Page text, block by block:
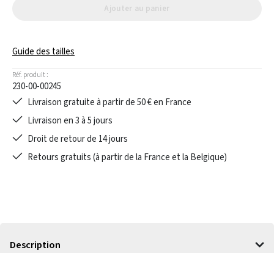
Ajouter au panier
Guide des tailles
Réf. produit :
230-00-00245
Livraison gratuite à partir de 50 € en France
Livraison en 3 à 5 jours
Droit de retour de 14 jours
Retours gratuits (à partir de la France et la Belgique)
Description